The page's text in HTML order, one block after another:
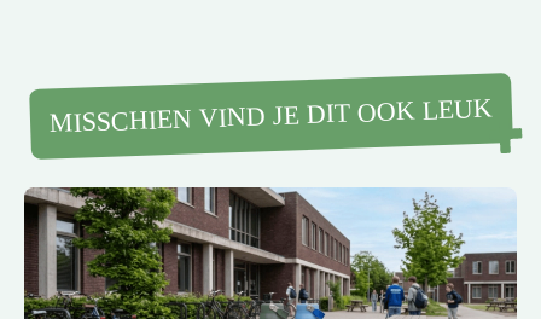
MISSCHIEN VIND JE DIT OOK LEUK